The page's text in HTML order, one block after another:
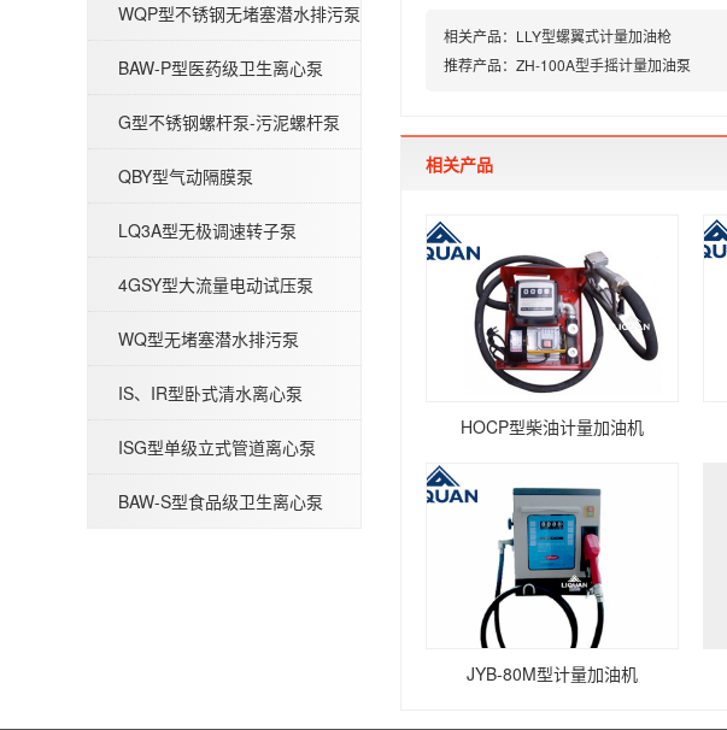
WQP型不锈钢无堵塞潜水排污泵
BAW-P型医药级卫生离心泵
G型不锈钢螺杆泵-污泥螺杆泵
QBY型气动隔膜泵
LQ3A型无极调速转子泵
4GSY型大流量电动试压泵
WQ型无堵塞潜水排污泵
IS、IR型卧式清水离心泵
ISG型单级立式管道离心泵
BAW-S型食品级卫生离心泵
相关产品： LLY型螺翼式计量加油枪
推荐产品： ZH-100A型手摇计量加油泵
相关产品
HOCP型柴油计量加油机
JYB-80M型计量加油机